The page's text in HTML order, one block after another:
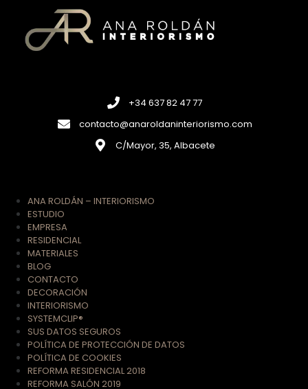
+34 637 82 47 77
contacto@anaroldaninteriorismo.com
C/Mayor, 35, Albacete
ANA ROLDÁN – INTERIORISMO
ESTUDIO
EMPRESA
RESIDENCIAL
MATERIALES
BLOG
CONTACTO
DECORACIÓN
INTERIORISMO
SYSTEMCLIP®
SUS DATOS SEGUROS
POLÍTICA DE PROTECCIÓN DE DATOS
POLÍTICA DE COOKIES
REFORMA RESIDENCIAL 2018
REFORMA SALÓN 2019